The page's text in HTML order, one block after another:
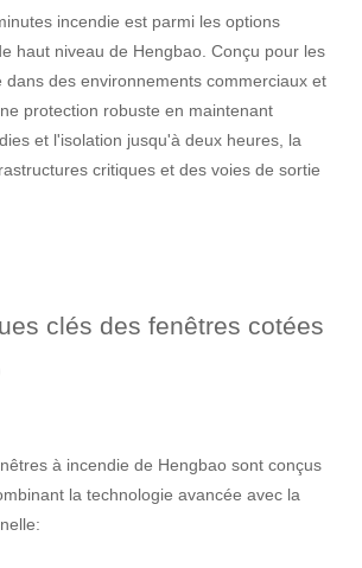
incendie est parmi les options
haut niveau de Hengbao. Conçu pour les
dans des environnements commerciaux et
protection robuste en maintenant
et l'isolation jusqu'à deux heures, la
critiques et des voies de sortie
clés des fenêtres cotées
à incendie de Hengbao sont conçus
la technologie avancée avec la